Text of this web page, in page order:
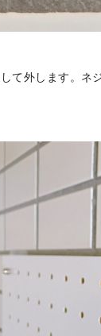
て外します。ネ